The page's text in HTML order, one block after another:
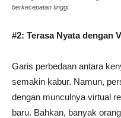
berkecepatan tinggi
#2: Terasa Nyata dengan
Garis perbedaan antara
semakin kabur. Namun,
dengan munculnya virtual
baru. Bahkan, banyak